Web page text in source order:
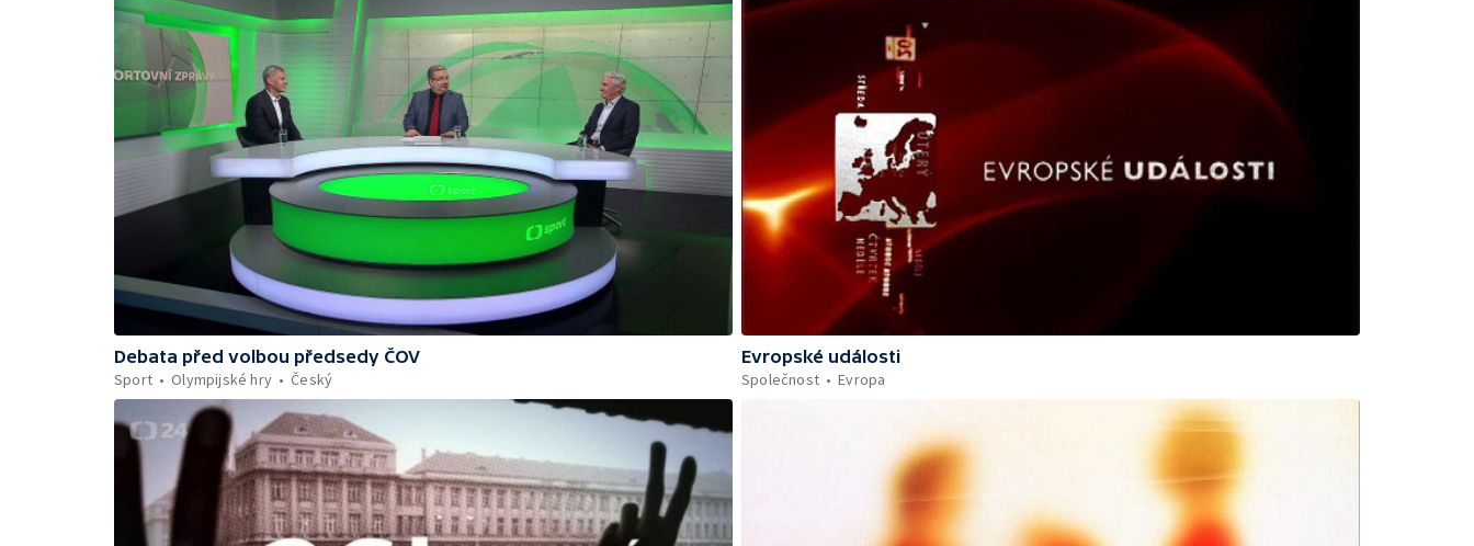
Debata před volbou předsedy ČOV
Sport
Olympijské hry Český
Evropské události
Společnost
Evropa